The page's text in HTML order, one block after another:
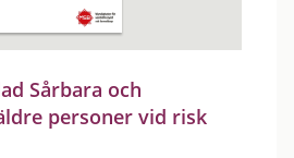
Sårbara och
personer vid risk